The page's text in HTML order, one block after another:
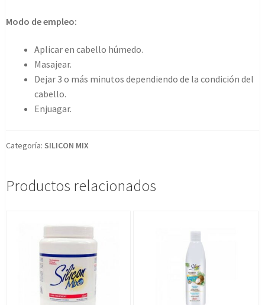
Modo de empleo:
Aplicar en cabello húmedo.
Masajear.
Dejar 3 o más minutos dependiendo de la condición del
cabello.
Enjuagar.
Categoría: SILICON MIX
Productos relacionados